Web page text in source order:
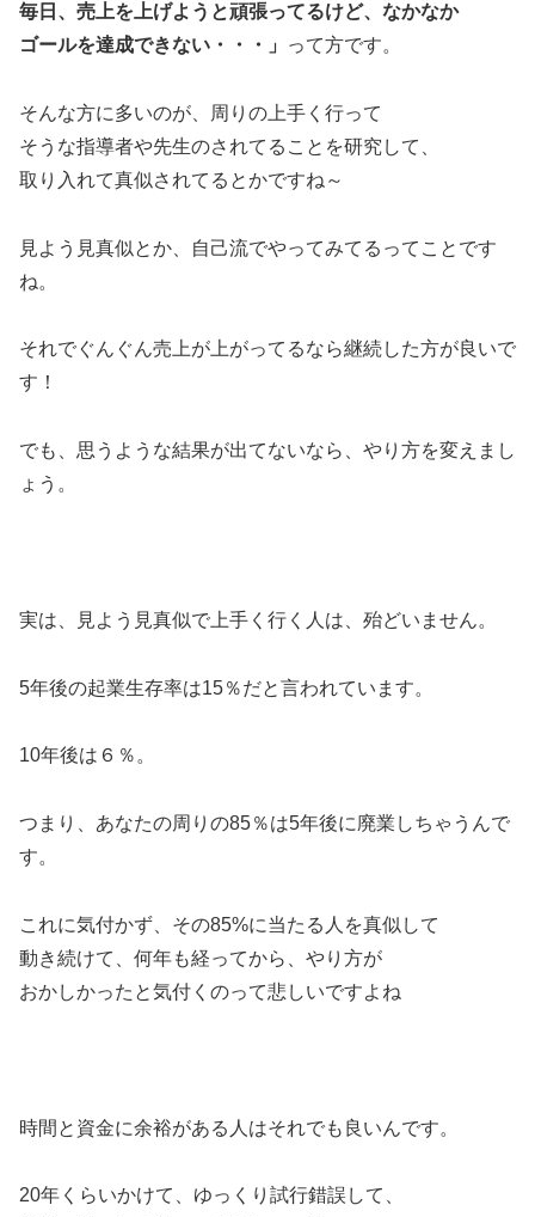
毎日、売上を上げようと頑張ってるけど、なかなか
ゴールを達成できない・・・」
って方です。
そんな方に多いのが、周りの上手く行って
そうな指導者や先生のされてることを研究して、
取り入れて真似されてるとかですね～
見よう見真似とか、自己流でやってみてるってことです
ね。
それでぐんぐん売上が上がってるなら継続した方が良いで
す！
でも、思うような結果が出てないなら、やり方を変えまし
ょう。
実は、見よう見真似で上手く行く人は、殆どいません。
5年後の起業生存率は15％だと言われています。
10年後は６％。
つまり、あなたの周りの85％は5年後に廃業しちゃうんで
す。
これに気付かず、その85%に当たる人を真似して
動き続けて、何年も経ってから、やり方が
おかしかったと気付くのって悲しいですよね
時間と資金に余裕がある人はそれでも良いんです。
20年くらいかけて、ゆっくり試行錯誤して、